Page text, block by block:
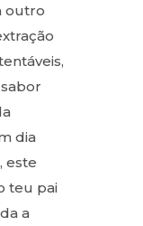
outro
dia
este
teu pai
a